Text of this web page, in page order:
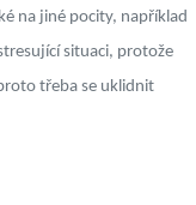
na jiné pocity, například
situaci, protože
třeba se uklidnit